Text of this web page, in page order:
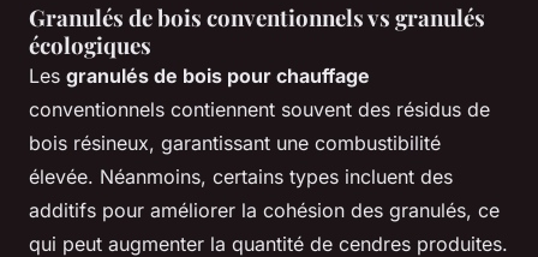
Granulés de bois conventionnels vs granulés
écologiques
Les granulés de bois pour chauffage
conventionnels contiennent souvent des résidus de
bois résineux, garantissant une combustibilité
élevée. Néanmoins, certains types incluent des
additifs pour améliorer la cohésion des granulés, ce
qui peut augmenter la quantité de cendres produites.